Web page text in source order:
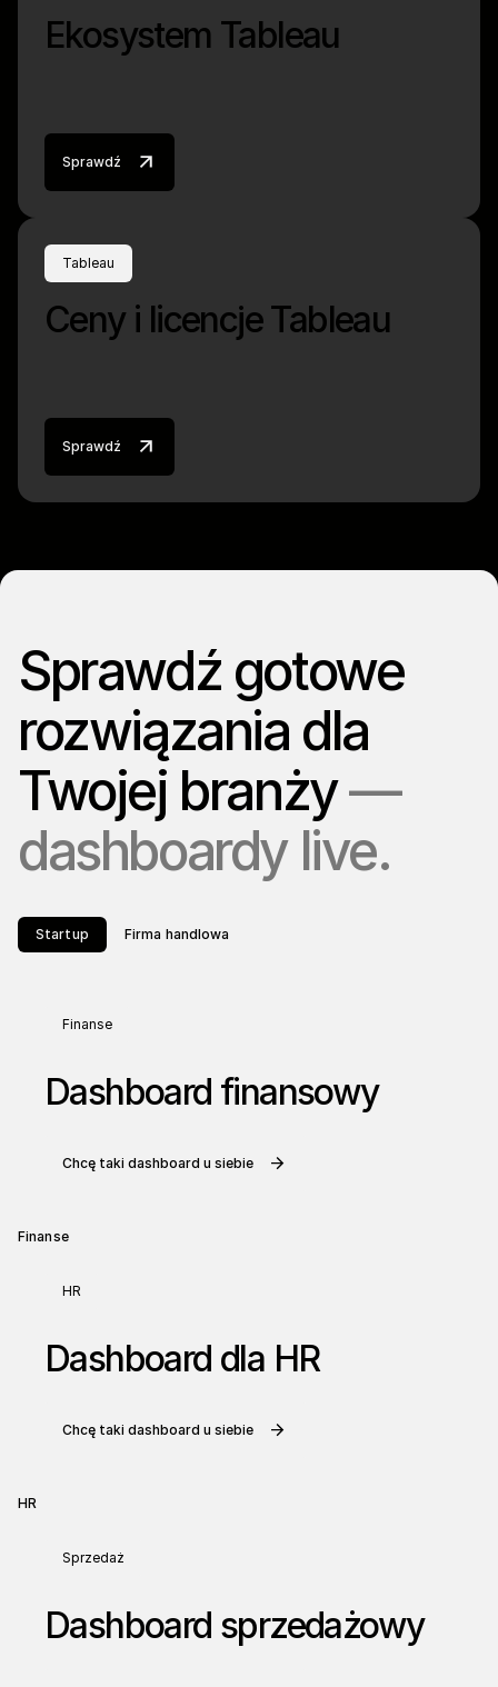
Ekosystem Tableau
Sprawdź
Tableau
Ceny i licencje Tableau
Sprawdź
Sprawdź gotowe
rozwiązania dla
Twojej branży—
dashboardy live.
Startup Firma handlowa
Finanse
Dashboard finansowy
Chcę taki dashboard u siebie
Finanse
HR
Dashboard dla HR
Chcę taki dashboard u siebie
HR
Sprzedaż
Dashboard sprzedażowy